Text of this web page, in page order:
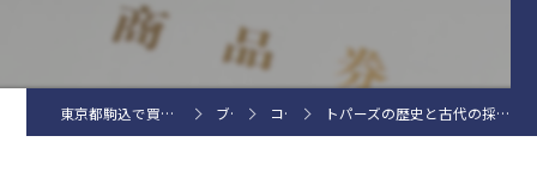
東京都駒込で買取なら買取専門店めぐりや ブログ コラム トパーズの歴史と古代の採掘技術に迫る！買取業界からの注目話題